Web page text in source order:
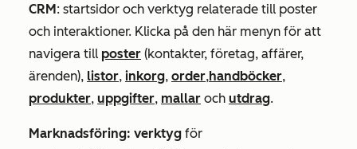
CRM: startsidor och verktyg relaterade till poster
och interaktioner. Klicka på den här menyn för att
navigera till poster (kontakter, företag, affärer,
ärenden), listor, inkorg, order,handböcker,
produkter, uppgifter, mallar och utdrag.
Marknadsföring: verktyg för